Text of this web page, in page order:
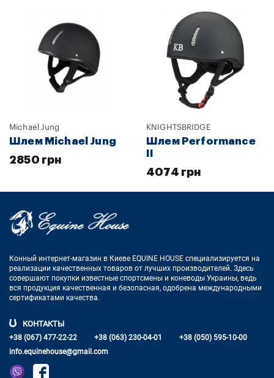
Michael Jung
Шлем Michael Jung
2850 грн
KNIGHTSBRIDGE
Шлем Performance
4074 грн
Конный интернет-магазин в Киеве EQUINE HOUSE специализируется на
реализации качественных товаров от лучших производителей. Здесь
совершают покупки известные спортсмены и коневоды Украины, ведь
вся продукция качественная и безопасная, одобрена международными
сертификатами качества.
КОНТАКТЫ
+38 (067) 477-22-22 +38 (063) 230-04-01
+38 (050) 595-10-00
info.equinehouse@gmail.com